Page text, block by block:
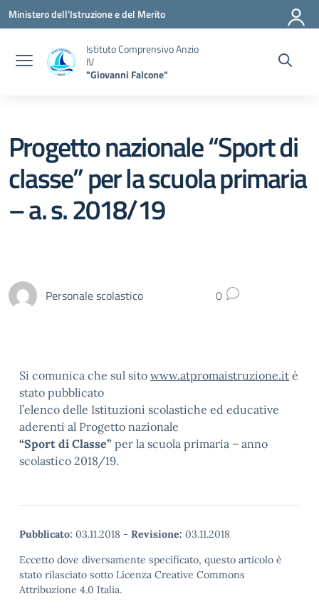
Vai ai contenuti
Vai al menu di navigazione
Vai al footer
Ministero dell'Istruzione e del Merito
Istituto Comprensivo Anzio
IV
"Giovanni Falcone"
Progetto nazionale “Sport di
classe” per la scuola primaria
– a. s. 2018/19
Personale scolastico 0
Si comunica che sul sito www.atpromaistruzione.it è
stato pubblicato
l’elenco delle Istituzioni scolastiche ed educative
aderenti al Progetto nazionale
“Sport di Classe” per la scuola primaria – anno
scolastico 2018/19.
Pubblicato: 03.11.2018 - Revisione: 03.11.2018
Eccetto dove diversamente specificato, questo articolo è
stato rilasciato sotto Licenza Creative Commons
Attribuzione 4.0 Italia.